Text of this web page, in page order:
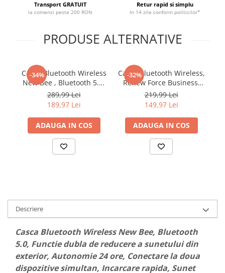
Aspiratoare
Fiare, statii & aparate de calcat cu
Generatoare Ozon
Prajitoare de paine
Sandwich-maker
Ghiozdane si genti
Ingrijire personala & Cosmetice
Periute de dinti electrice
Aparate cosmetice
Aparate de ras si tuns
Aparate masaj
Aparate pentru manichiura
pedichiura
Transport GRATUIT
la comenzi peste 200 RON
Retur rapid si simplu
In 14 zile conform politicilor*
PRODUSE ALTERNATIVE
-34%
Casca Bluetooth Wireless
New Bee , Bluetooth 5.1,
Anulare zgomot, Cu
carcasa de incarcare,
Sunet HD, Multipoint,
Autonomie baterie 60
ore, 10m, 13.6 grame,
Buton mute, Negru
289,99 Lei
189,97 Lei
ADAUGA IN COS
-32%
Casca Bluetooth Wireless,
Renew Force Business,
Tip Handsfree, Bluetooth
5.1, Design Ergonomic,
autonomie 240h, timp de
convorbire 12h, Microfon
Dual, Negru
219,99 Lei
149,97 Lei
ADAUGA IN COS
Descriere
Casca Bluetooth Wireless New Bee, Bluetooth
5.0, Functie dubla de reducere a sunetului din
exterior, Autonomie 24 ore, Conectare la doua
dispozitive simultan, Incarcare rapida, Sunet